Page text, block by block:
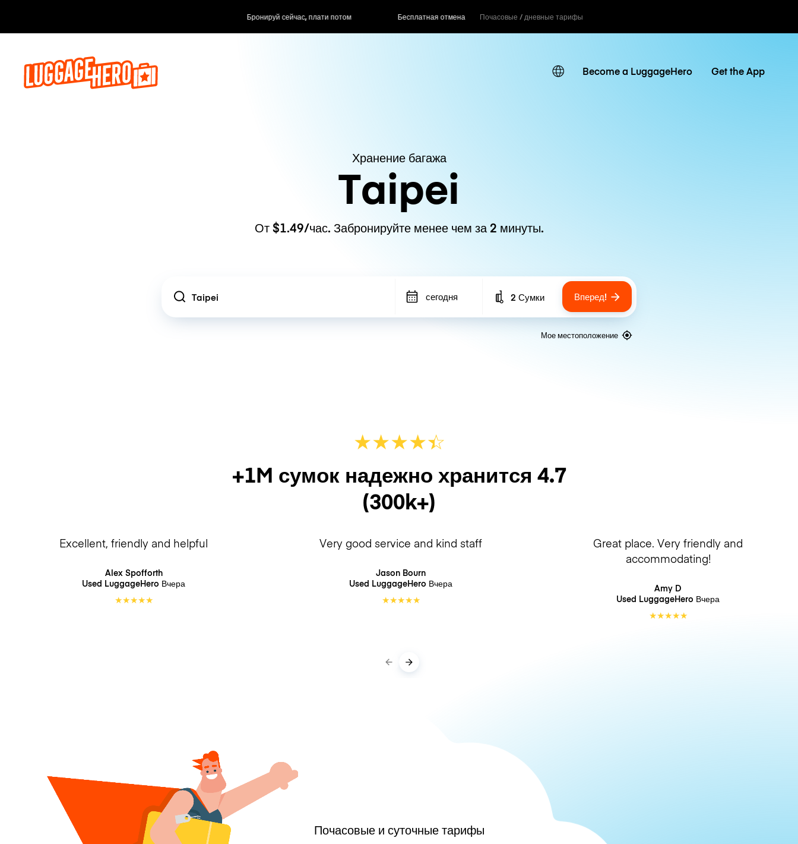
Бронируй сейчас, плати потом Бесплатная отмена Почасовые / дневные тарифы
Become a LuggageHero Get the App
Хранение багажа
Taipei
От $1.49/час. Забронируйте менее чем за 2 минуты.
Location сегодня Number of bags
2 Сумки Вперед!
Мое местоположение
★★★★☆
★
+1M сумок надежно хранится 4.7
(300k+)
Excellent, friendly and helpful
Alex Spofforth
Used LuggageHero Вчера
★★★★★
Very good service and kind staff
Jason Bourn
Used LuggageHero Вчера
★★★★★
Great place. Very friendly and
accommodating!
Amy D
Used LuggageHero Вчера
★★★★★
Почасовые и суточные тарифы